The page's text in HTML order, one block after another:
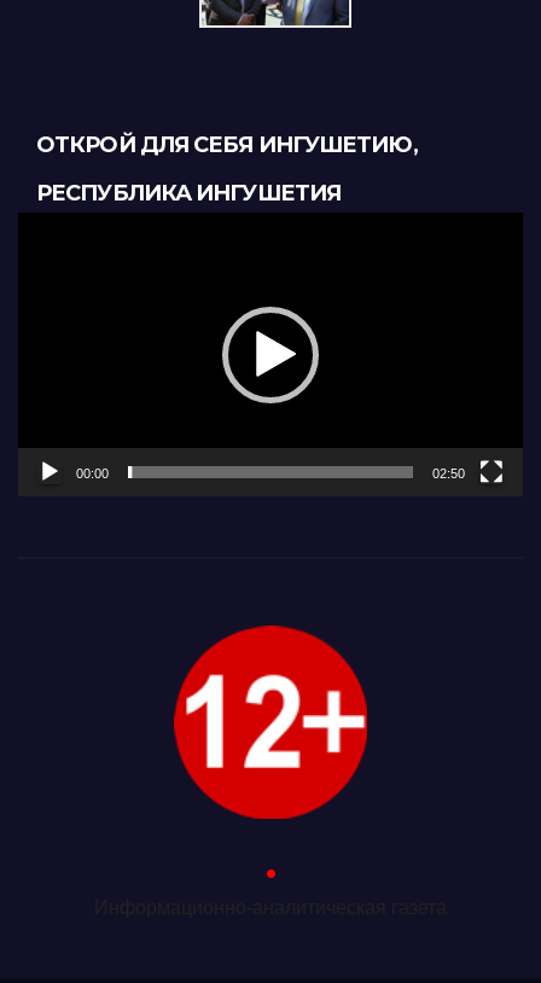
ОТКРОЙ ДЛЯ СЕБЯ ИНГУШЕТИЮ,
РЕСПУБЛИКА ИНГУШЕТИЯ
00:00 02:50
.